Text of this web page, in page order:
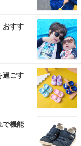
おすす
過ごす
で機能